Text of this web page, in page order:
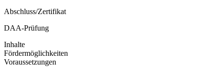
Abschluss/Zertifikat
DAA-Prüfung
Inhalte
Fördermöglichkeiten
Voraussetzungen